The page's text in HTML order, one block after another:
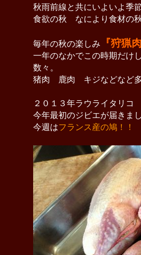
秋雨前線と共にいよいよ 季
食欲の秋 なにより食材の
毎年の秋の楽しみ 『狩猟
一年のなかでこの時期だけ
数々。
猪肉 鹿肉 キジなどなど
２０１３年ラウライタリコ
今年最初のジビエが届きま
今週はフランス産の鳩！！